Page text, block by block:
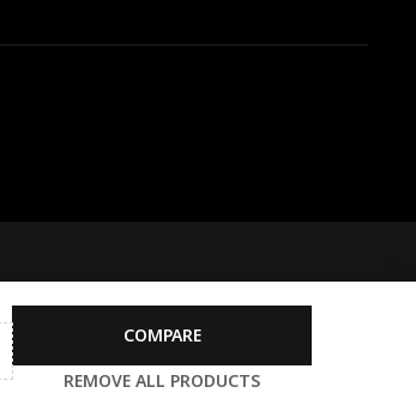
COMPARE
REMOVE ALL PRODUCTS